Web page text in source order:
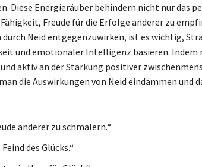
Diese Energieräuber behindern nicht nur das
Freude für die Erfolge anderer zu
Neid entgegenzuwirken, ist es wichtig,
und emotionaler Intelligenz basieren. Indem
aktiv an der Stärkung positiver
die Auswirkungen von Neid eindämmen und
anderer zu schmälern.“
des Glücks.“